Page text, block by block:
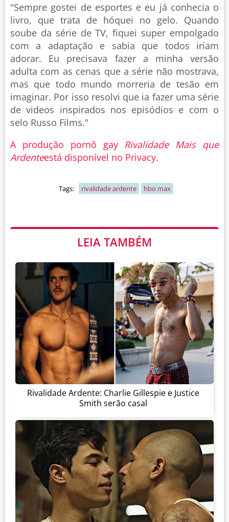
"Sempre gostei de esportes e eu já conhecia o
livro, que trata de hóquei no gelo. Quando
soube da série de TV, fiquei super empolgado
com a adaptação e sabia que todos iriam
adorar. Eu precisava fazer a minha versão
adulta com as cenas que a série não mostrava,
mas que todo mundo morreria de tesão em
imaginar. Por isso resolvi que ia fazer uma série
de videos inspirados nos episódios e com o
selo Russo Films."
A produção pornô gay Rivalidade Mais que
Ardenteestá disponível no Privacy.
Tags: rivalidade ardente hbo max
LEIA TAMBÉM
Rivalidade Ardente: Charlie Gillespie e Justice
Smith serão casal